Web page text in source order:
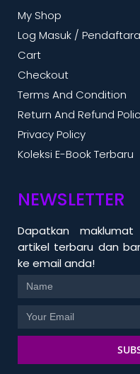
My Shop
Log Masuk /
Cart
Checkout
Terms And Condition
Return And Refund
Privacy Policy
Koleksi E-Book Terbaru
NEWSLETTER
Dapatkan
artikel terbaru dan
ke email anda!